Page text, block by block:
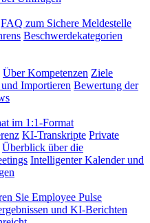
FAQ zum Sichere Meldestelle
Beschwerdekategorien
Über Kompetenzen Ziele
Importieren Bewertung der
im 1:1-Format
KI-Transkripte Private
Überblick über die
Intelligenter Kalender und
Sie Employee Pulse
und KI-Berichten